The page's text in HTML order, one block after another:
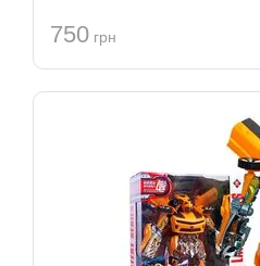
750 грн